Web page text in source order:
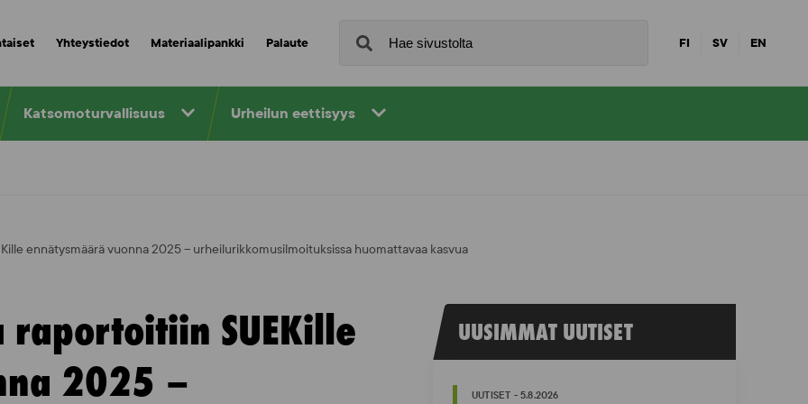
Yhteystiedot Materiaalipankki Palaute FI SV EN
Katsomoturvallisuus Urheilun eettisyys
ennätysmäärä vuonna 2025 – urheilurikkomusilmoituksissa huomattavaa kasvua
SUEKille
2025 –
UUSIMMAT UUTISET
UUTISET - 5.8.2026